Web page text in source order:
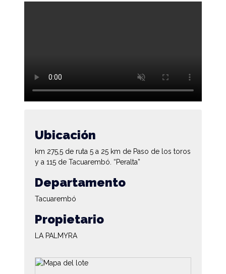
Ubicación
km 275,5 de ruta 5 a 25 km de Paso de los toros
y a 115 de Tacuarembó. “Peralta”
Departamento
Tacuarembó
Propietario
LA PALMYRA